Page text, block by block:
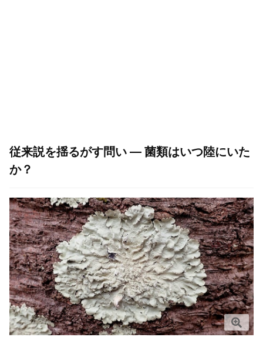
従来説を揺るがす問い — 菌類はいつ陸にいた
か？